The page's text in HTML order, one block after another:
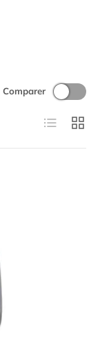
Comparer
Liste Grille